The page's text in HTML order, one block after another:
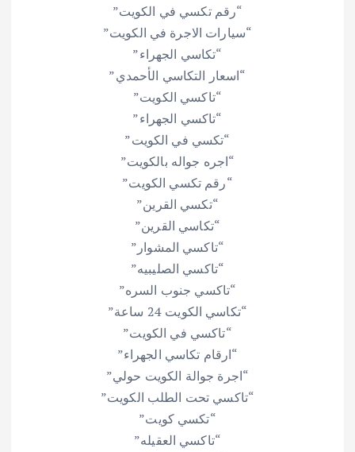
“رقم تكسي في الكويت”
“سيارات الاجرة في الكويت”
“تكاسي الجهراء”
“اسعار التكاسي الأحمدي”
“تاكسي الكويت”
“تاكسي الجهراء”
“تكسي في الكويت”
“اجره جواله بالكويت”
“رقم تكسي الكويت”
“تكسي القرين”
“تكاسي القرين”
“تاكسي المشوار”
“تاكسي الصليبيه”
“تاكسي جنوب السره”
“تكاسي الكويت 24 ساعة”
“تاكسي في الكويت”
“ارقام تكاسي الجهراء”
“اجرة جوالة الكويت حولي”
“تاكسي تحت الطلب الكويت”
“تكسي كويت”
“تاكسي العقيله”